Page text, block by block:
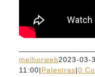
melhorweb2023-03-
11:00|Palestras|0